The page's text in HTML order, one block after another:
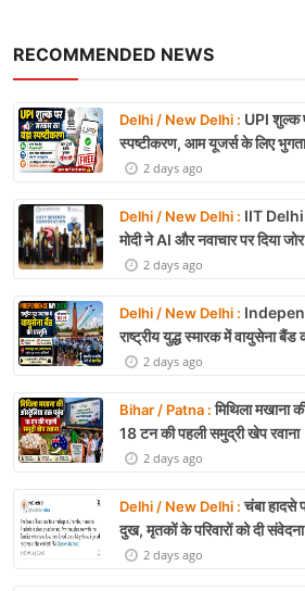
RECOMMENDED NEWS
Delhi / New Delhi : UPI शुल्क
स्पष्टीकरण, आम यूजर्स के लिए
2 days ago
Delhi / New Delhi : IIT Delhi
मोदी ने AI और नवाचार पर दिया जोर
2 days ago
Delhi / New Delhi :
राष्ट्रीय युद्ध स्मारक में वायुसेना बैंड
2 days ago
Bihar / Patna :मिथिला मखाना
18 टन की पहली समुद्री खेप रवाना
2 days ago
Delhi / New Delhi :चंबा हादसे
दुख, मृतकों के परिवारों को दी संवेदना
2 days ago